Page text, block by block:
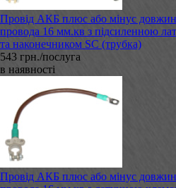
Провід АКБ плюс або мінус
провода 16 мм.кв з підсиленною
та наконечником SC (трубка)
543 грн./послуга
в наявності
Провід АКБ плюс або мінус